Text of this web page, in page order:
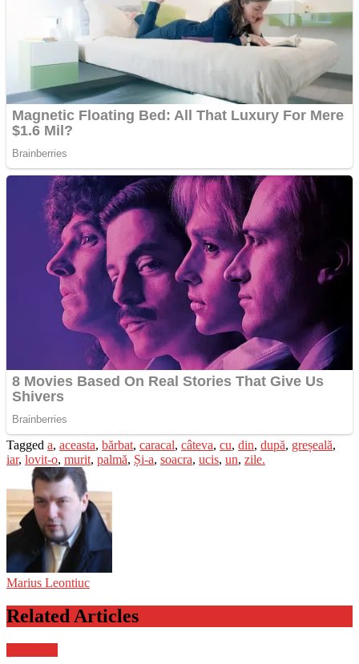
Tagged a, aceasta, bărbat, caracal, câteva, cu, din, după, greșeală,
iar, lovit-o, murit, palmă, Și-a, soacra, ucis, un, zile.
Marius Leontiuc
Related Articles